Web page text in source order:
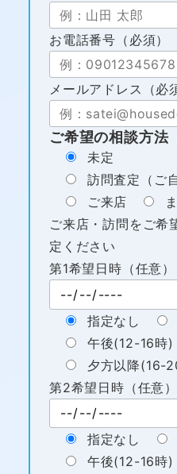
お電話番号（必須）
メールアドレス（必
ご希望の相談方法
未定
訪問査定（ご
ご来店
ご来店・訪問をご希
定ください
第1希望日時（任意）
指定なし
午後(12-16時)
夕方以降(16-
第2希望日時（任意）
指定なし
午後(12-16時)